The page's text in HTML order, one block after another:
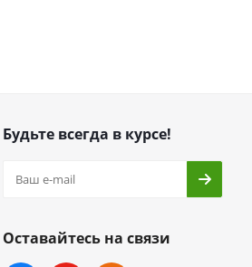
Будьте всегда в курсе!
Оставайтесь на связи